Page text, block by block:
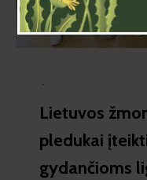
·
Lietuvos
pledukai
gydančioms